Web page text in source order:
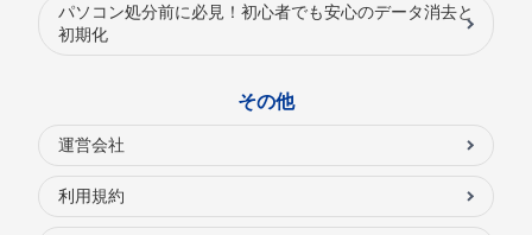
パソコン処分前に必見！初心者でも安心のデータ消去と
初期化
その他
運営会社
利用規約